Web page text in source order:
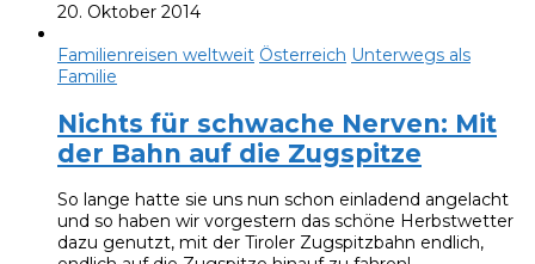
20. Oktober 2014
Familienreisen weltweit Österreich Unterwegs als
Familie
Nichts für schwache Nerven: Mit
der Bahn auf die Zugspitze
So lange hatte sie uns nun schon einladend angelacht
und so haben wir vorgestern das schöne Herbstwetter
dazu genutzt, mit der Tiroler Zugspitzbahn endlich,